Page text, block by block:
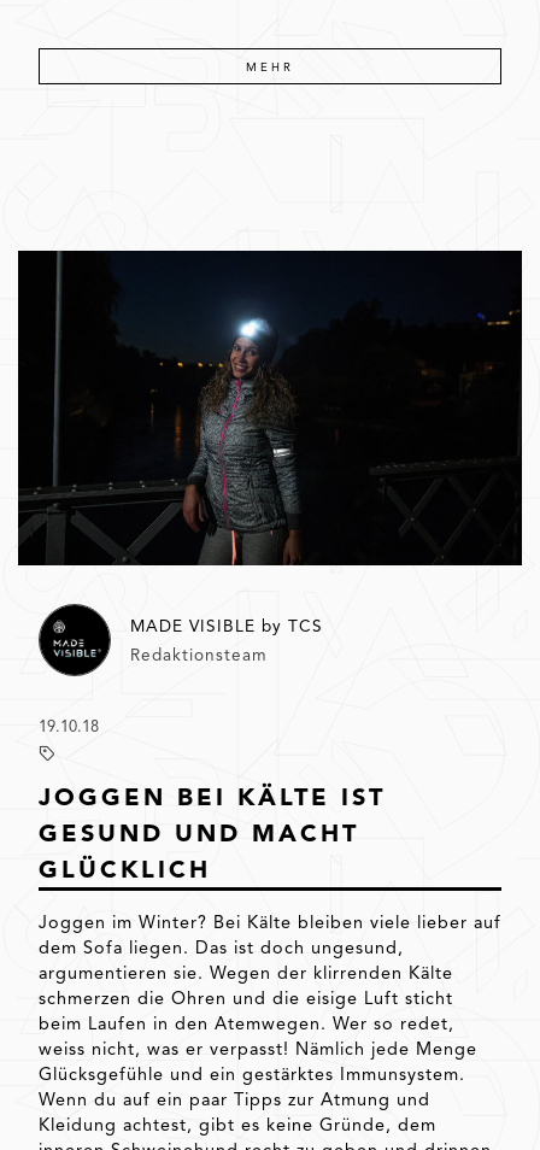
MEHR
MADE VISIBLE by TCS
Redaktionsteam
19.10.18
JOGGEN BEI KÄLTE IST
GESUND UND MACHT
GLÜCKLICH
Joggen im Winter? Bei Kälte bleiben viele lieber auf
dem Sofa liegen. Das ist doch ungesund,
argumentieren sie. Wegen der klirrenden Kälte
schmerzen die Ohren und die eisige Luft sticht
beim Laufen in den Atemwegen. Wer so redet,
weiss nicht, was er verpasst! Nämlich jede Menge
Glücksgefühle und ein gestärktes Immunsystem.
Wenn du auf ein paar Tipps zur Atmung und
Kleidung achtest, gibt es keine Gründe, dem